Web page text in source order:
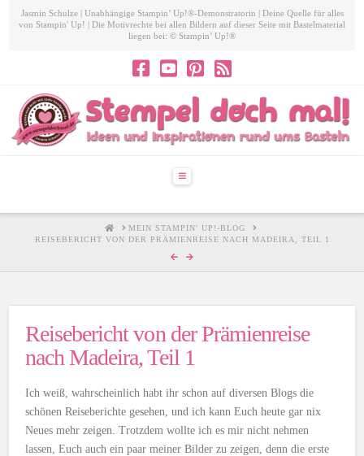
Jasmin Schulze | Unabhängige Stampin’ Up!®-Demonstratorin | Deine Quelle für alles
von Stampin' Up! | Die Motivrechte bei allen Bildern auf dieser Seite mit Bastelmaterial
liegen bei: © Stampin’ Up!®
Navigation
HOMEMEIN STAMPIN' UP!-BLOG
REISEBERICHT VON DER PRÄMIENREISE NACH MADEIRA, TEIL 1
Reisebericht von der Prämienreise
nach Madeira, Teil 1
Ich weiß, wahrscheinlich habt ihr schon auf diversen Blogs die
schönen Reiseberichte gesehen, und ich kann Euch heute gar nix
Neues mehr zeigen. Trotzdem wollte ich es mir nicht nehmen
lassen, Euch auch ein paar meiner Bilder zu zeigen, denn die erste